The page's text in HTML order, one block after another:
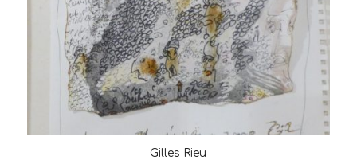
Gilles Rieu